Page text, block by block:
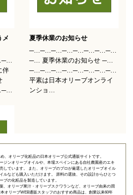
、オリーブ化粧品の日本オリーブ公式通販サイトです。
ジンオリーブオイルや、本場スペインにある自社農園産のエキ
しています。 また、オリーブのプロが厳選したオリーブオイル
ルなども購入いただけます。 原料の選抜、その設計からひとつ
ブの化粧品を製造しています。
、オリーブ果汁・オリーブスクワランなど、オリーブ由来の潤
オリーブWEB通販スタッフのおすすめ商品は、創業以来60年